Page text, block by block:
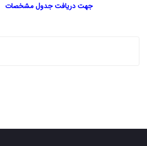
جهت دریافت جدول مشخصات